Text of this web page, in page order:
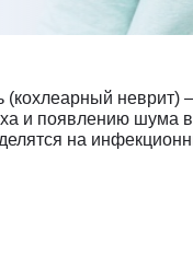
(кохлеарный
и появлению шума
на